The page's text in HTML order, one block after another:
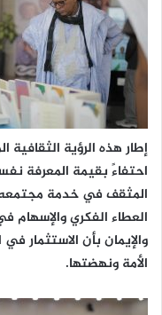
إطار هذه الرؤية الثقافية
احتفاءً بقيمة المعرفة
المثقف في خدمة مجتمعه
العطاء الفكري والإسهام
والإيمان بأن الاستثمار
الأمة ونهضتها.